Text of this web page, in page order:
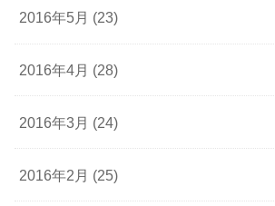
2016年5月 (23)
2016年4月 (28)
2016年3月 (24)
2016年2月 (25)